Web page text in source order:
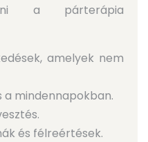
a párterápia
amelyek nem
a mindennapokban.
és félreértések.